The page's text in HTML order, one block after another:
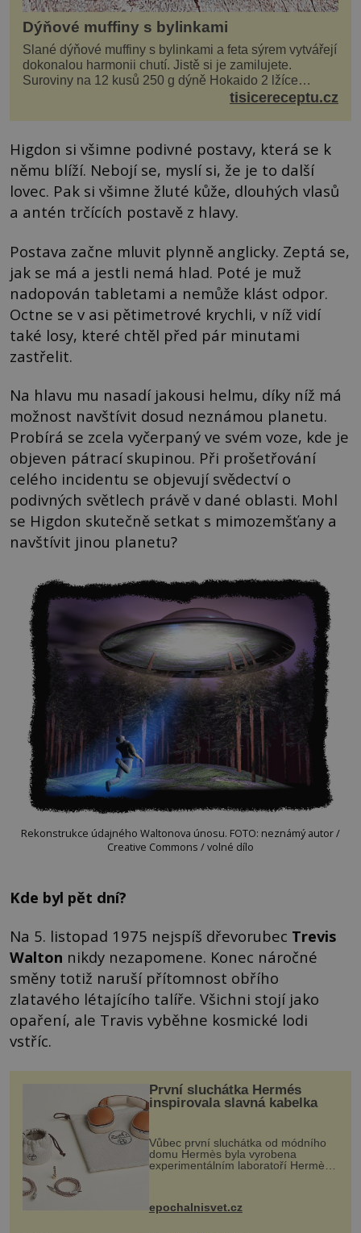
Dýňové muffiny s bylinkami
Slané dýňové muffiny s bylinkami a feta sýrem vytvářejí
dokonalou harmonii chutí. Jistě si je zamilujete.
Suroviny na 12 kusů 250 g dýně Hokaido 2 lžíce
olivového oleje sůl, pepř hrst nasekaných špen...
tisicereceptu.cz
Higdon si všimne podivné postavy, která se k
němu blíží. Nebojí se, myslí si, že je to další
lovec. Pak si všimne žluté kůže, dlouhých vlasů
a antén trčících postavě z hlavy.
Postava začne mluvit plynně anglicky. Zeptá se,
jak se má a jestli nemá hlad. Poté je muž
nadopován tabletami a nemůže klást odpor.
Octne se v asi pětimetrové krychli, v níž vidí
také losy, které chtěl před pár minutami
zastřelit.
Na hlavu mu nasadí jakousi helmu, díky níž má
možnost navštívit dosud neznámou planetu.
Probírá se zcela vyčerpaný ve svém voze, kde je
objeven pátrací skupinou. Při prošetřování
celého incidentu se objevují svědectví o
podivných světlech právě v dané oblasti. Mohl
se Higdon skutečně setkat s mimozemšťany a
navštívit jinou planetu?
Rekonstrukce údajného Waltonova únosu. FOTO: neznámý autor /
Creative Commons / volné dílo
Kde byl pět dní?
Na 5. listopad 1975 nejspíš dřevorubec Trevis
Walton nikdy nezapomene. Konec náročné
směny totiž naruší přítomnost obřího
zlatavého létajícího talíře. Všichni stojí jako
opaření, ale Travis vyběhne kosmické lodi
vstříc.
První sluchátka Hermés
inspirovala slavná kabelka
Vůbec první sluchátka od módního
domu Hermès byla vyrobena
experimentálním laboratoří Hermès
kovový...
epochalnisvet.cz